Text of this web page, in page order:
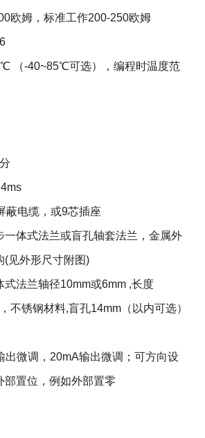
欧姆，标准工作200-250欧姆
（-40~85℃可选），编程时温度范
蔽电缆，或9芯插座
一体式法兰或盲孔轴套法兰，金属外
(见外形尺寸附图)
式法兰轴径10mm或6mm ,长度
不锈钢材料,盲孔14mm（以内可选）
出微调，20mA输出微调；可方向设
部置位，例如外部置零